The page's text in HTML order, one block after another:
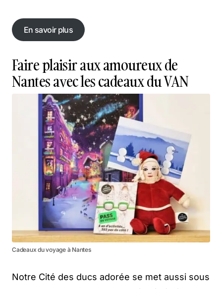
En savoir plus
En savoir plus
Faire plaisir aux amoureux de
Nantes avec les cadeaux du VAN
Cadeaux du voyage à Nantes
Notre Cité des ducs adorée se met aussi sous